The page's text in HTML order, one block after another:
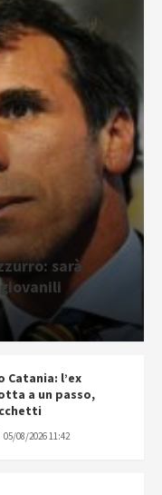
sarà
Catania: l’ex
a un passo,
05/08/2026 11:42